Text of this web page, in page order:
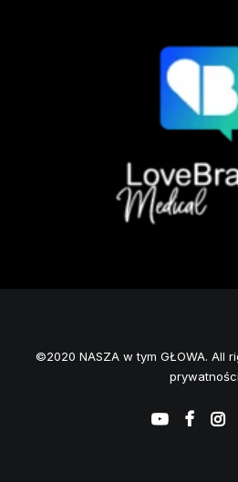
©2020 NASZA w tym GŁOWA. All
prywatności